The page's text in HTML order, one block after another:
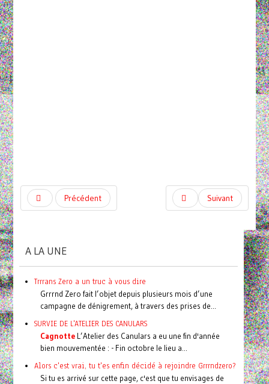
Précédent Suivant
A LA UNE
Trrrans Zero a un truc à vous dire
Grrrnd Zero fait l’objet depuis plusieurs mois d’une
campagne de dénigrement, à travers des prises de...
SURVIE DE L'ATELIER DES CANULARS
CagnotteL’Atelier des Canulars a eu une fin d'année
bien mouvementée : - Fin octobre le lieu a...
Alors c'est vrai, tu t'es enfin décidé à rejoindre Grrrndzero?
Si tu es arrivé sur cette page, c'est que tu envisages de